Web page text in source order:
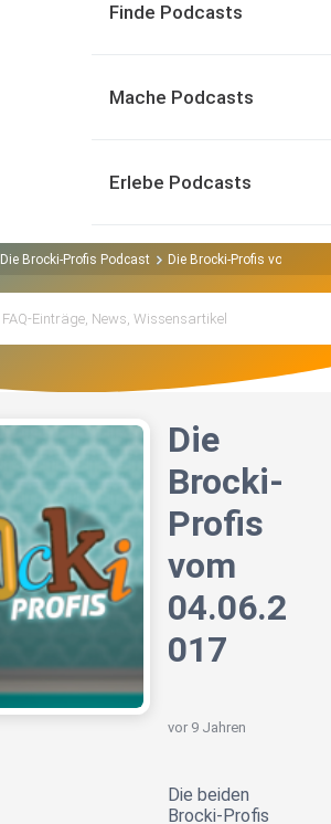
Finde Podcasts
Mache Podcasts
Erlebe Podcasts
Die Brocki-Profis Podcast Die Brocki-Profis vom
Die
Brocki-
Profis
vom
04.06.2
017
vor 9 Jahren
Die beiden
Brocki-Profis